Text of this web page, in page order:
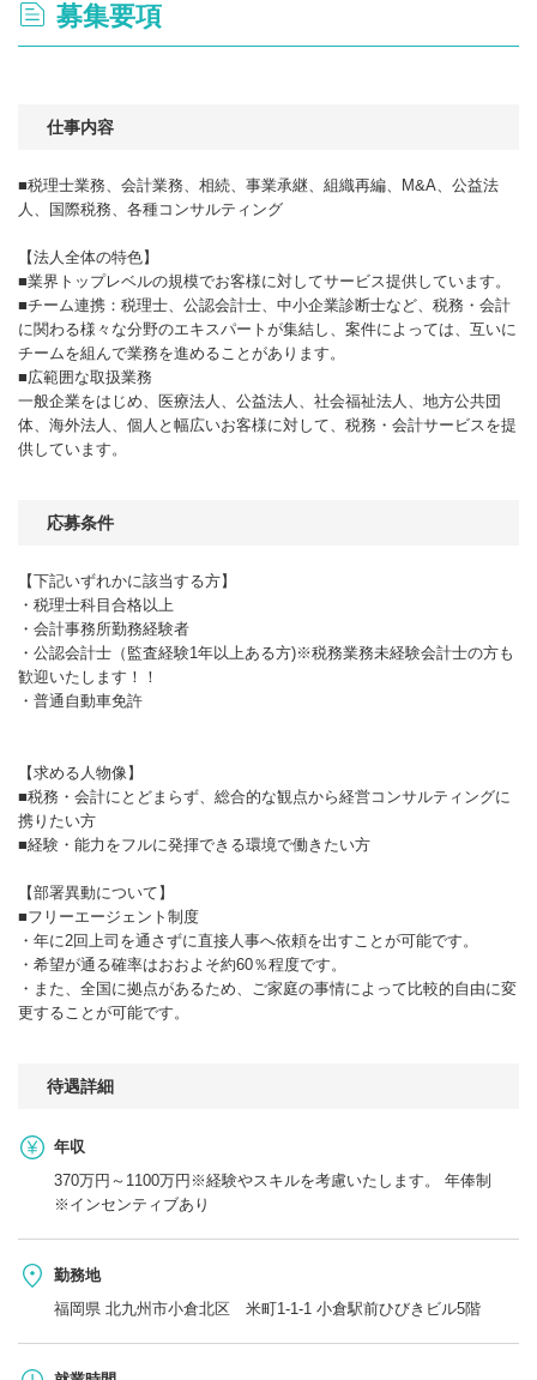
募集要項
仕事内容
■税理士業務、会計業務、相続、事業承継、組織再編、M&A、公益法
人、国際税務、各種コンサルティング
【法人全体の特色】
■業界トップレベルの規模でお客様に対してサービス提供しています。
■チーム連携：税理士、公認会計士、中小企業診断士など、税務・会計
に関わる様々な分野のエキスパートが集結し、案件によっては、互いに
チームを組んで業務を進めることがあります。
■広範囲な取扱業務
一般企業をはじめ、医療法人、公益法人、社会福祉法人、地方公共団
体、海外法人、個人と幅広いお客様に対して、税務・会計サービスを提
供しています。
応募条件
【下記いずれかに該当する方】
・税理士科目合格以上
・会計事務所勤務経験者
・公認会計士（監査経験1年以上ある方)※税務業務未経験会計士の方も
歓迎いたします！！
・普通自動車免許
【求める人物像】
■税務・会計にとどまらず、総合的な観点から経営コンサルティングに
携りたい方
■経験・能力をフルに発揮できる環境で働きたい方
【部署異動について】
■フリーエージェント制度
・年に2回上司を通さずに直接人事へ依頼を出すことが可能です。
・希望が通る確率はおおよそ約60％程度です。
・また、全国に拠点があるため、ご家庭の事情によって比較的自由に変
更することが可能です。
待遇詳細
年収
370万円～1100万円※経験やスキルを考慮いたします。 年俸制
※インセンティブあり
勤務地
福岡県 北九州市小倉北区 米町1-1-1 小倉駅前ひびきビル5階